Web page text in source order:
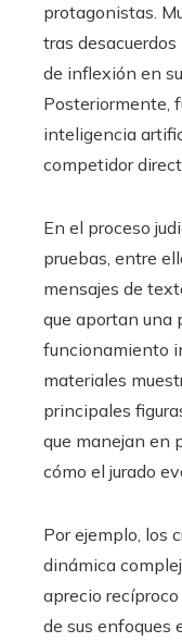
protagonistas.
tras
de inflexión en
Posteriormente,
inteligencia
competidor
En el proceso
pruebas, entre
mensajes de
que aportan una
funcionamiento
materiales
principales
que manejan en
cómo el jurado
Por ejemplo, los
dinámica
aprecio
de sus enfoques